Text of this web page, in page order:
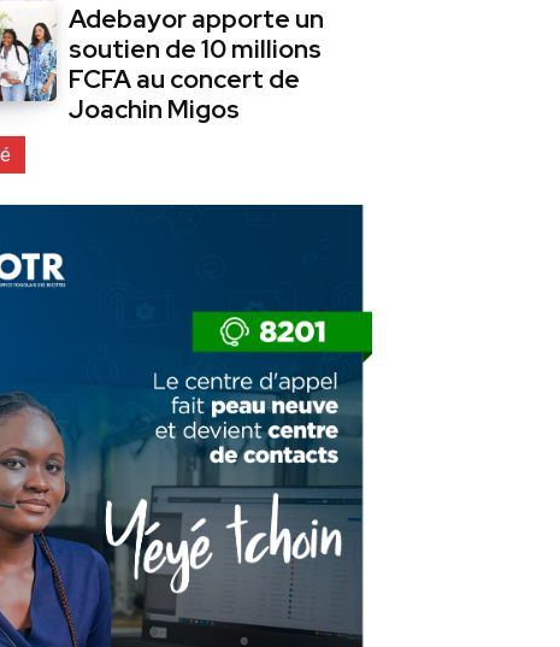
Adebayor apporte un
soutien de 10 millions
FCFA au concert de
Joachin Migos